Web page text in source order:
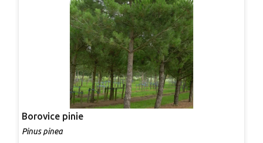
Borovice pinie
Pinus pinea